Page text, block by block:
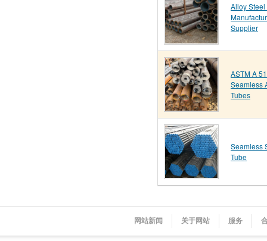
Alloy
Supplier
ASTM A
Seamless
Tubes
Seamless
Tube
网站新闻 关于网站 服务